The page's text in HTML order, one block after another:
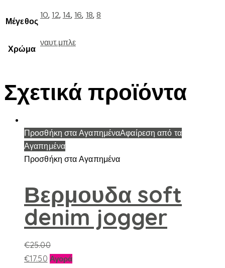
Μέγεθος
10,12,14,16, 18,8
Χρώμα
ναυτ.μπλε
Σχετικά προϊόντα
Προσθήκη στα ΑγαπημέναΑφαίρεση από τα
Αγαπημένα
Προσθήκη στα Αγαπημένα
Βερμουδα soft
denim jogger
€25.00
€17.50 ΑγοράΑυτό